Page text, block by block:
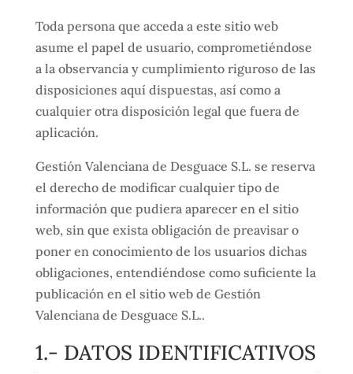
Toda persona que acceda a este sitio web
asume el papel de usuario, comprometiéndose
a la observancia y cumplimiento riguroso de las
disposiciones aquí dispuestas, así como a
cualquier otra disposición legal que fuera de
aplicación.
Gestión Valenciana de Desguace S.L. se reserva
el derecho de modificar cualquier tipo de
información que pudiera aparecer en el sitio
web, sin que exista obligación de preavisar o
poner en conocimiento de los usuarios dichas
obligaciones, entendiéndose como suficiente la
publicación en el sitio web de Gestión
Valenciana de Desguace S.L..
1.- DATOS IDENTIFICATIVOS